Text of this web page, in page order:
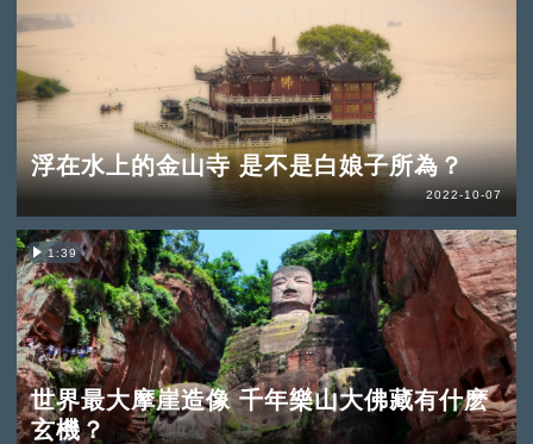
浮在水上的金山寺 是不是白娘子所為？
2022-10-07
1:39
世界最大摩崖造像 千年樂山大佛藏有什麽
玄機？